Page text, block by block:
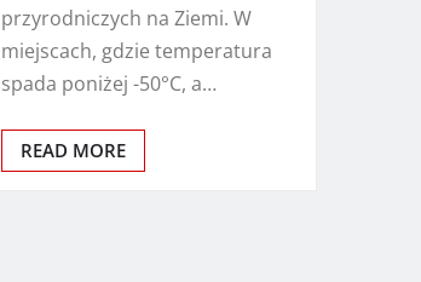
przyrodniczych na Ziemi. W
miejscach, gdzie temperatura
spada poniżej -50°C, a…
READ MORE